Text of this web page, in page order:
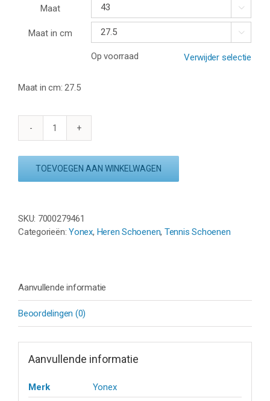
Maat 
Maat in cm 
Op voorraad Verwijder selectie
Maat in cm: 27.5
YONEX
ALL
WIT
aantal
TOEVOEGEN AAN WINKELWAGEN
SKU: 7000279461
Categorieën:Yonex, Heren Schoenen, Tennis Schoenen
Aanvullende informatie
Beoordelingen (0)
Aanvullende informatie
Merk
Yonex